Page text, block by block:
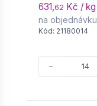
631,62 Kč / kg
na objednávku
Kód: 21180014
−